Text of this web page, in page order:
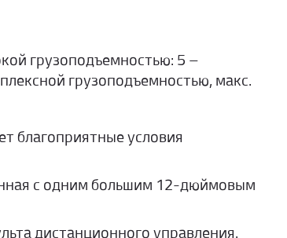
грузоподъемностью: 5 –
грузоподъемностью, макс.
благоприятные условия
с одним большим 12-дюймовым
дистанционного управления.